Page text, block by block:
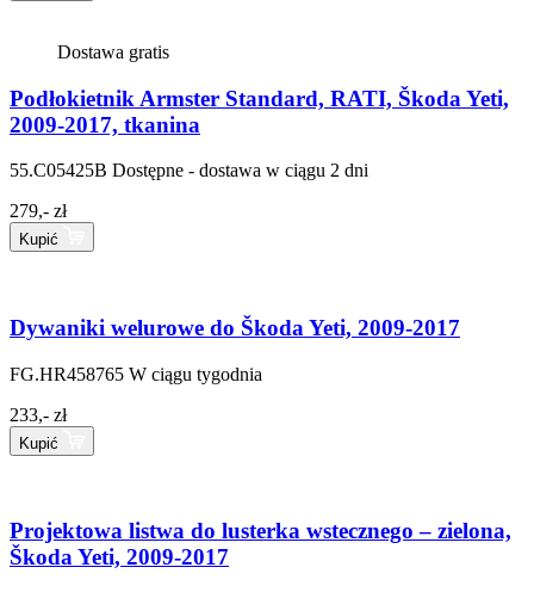
Dostawa gratis
Podłokietnik Armster Standard, RATI, Škoda Yeti,
2009-2017, tkanina
55.C05425B Dostępne - dostawa w ciągu 2 dni
279,- zł
Kupić
Dywaniki welurowe do Škoda Yeti, 2009-2017
FG.HR458765 W ciągu tygodnia
233,- zł
Kupić
Projektowa listwa do lusterka wstecznego – zielona,
Škoda Yeti, 2009-2017